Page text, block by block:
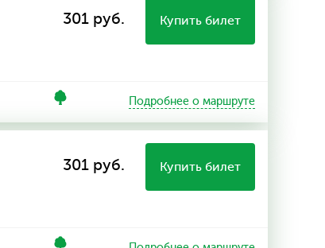
301 руб. Купить билет
Подробнее о маршруте
301 руб. Купить билет